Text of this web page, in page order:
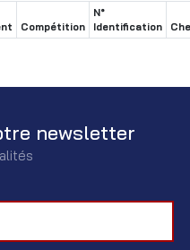
Compétition
N°
Identification
newsletter